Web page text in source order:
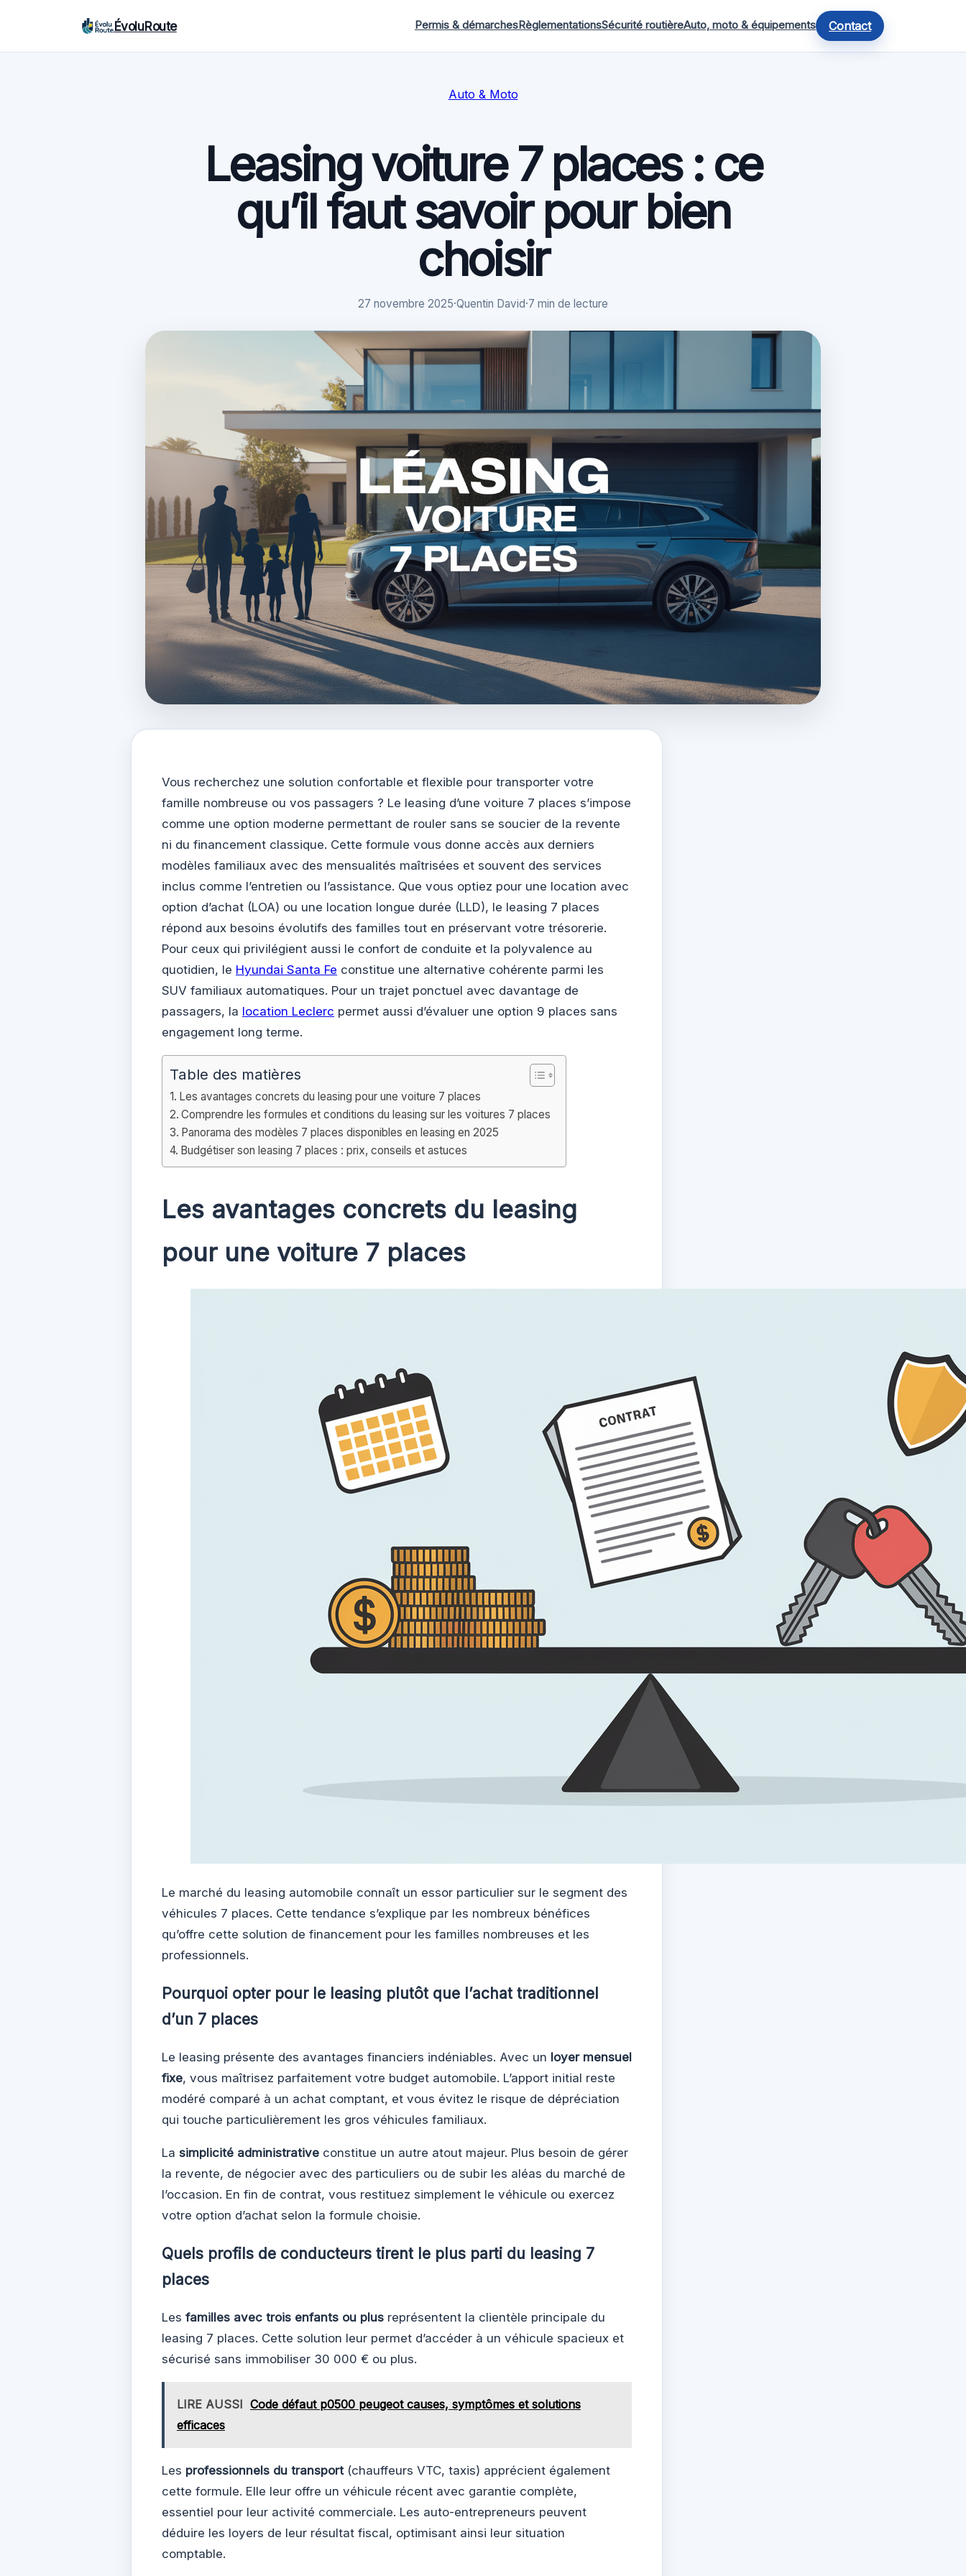
ÉvoluRoute Permis & démarchesRèglementationsSécurité routièreAuto, moto & équipements Contact
Auto & Moto
Leasing voiture 7 places : ce
qu’il faut savoir pour bien
choisir
27 novembre 2025·Quentin David·7 min de lecture
Vous recherchez une solution confortable et flexible pour transporter votre
famille nombreuse ou vos passagers ? Le leasing d’une voiture 7 places s’impose
comme une option moderne permettant de rouler sans se soucier de la revente
ni du financement classique. Cette formule vous donne accès aux derniers
modèles familiaux avec des mensualités maîtrisées et souvent des services
inclus comme l’entretien ou l’assistance. Que vous optiez pour une location avec
option d’achat (LOA) ou une location longue durée (LLD), le leasing 7 places
répond aux besoins évolutifs des familles tout en préservant votre trésorerie.
Pour ceux qui privilégient aussi le confort de conduite et la polyvalence au
quotidien, le Hyundai Santa Fe constitue une alternative cohérente parmi les
SUV familiaux automatiques. Pour un trajet ponctuel avec davantage de
passagers, la location Leclerc permet aussi d’évaluer une option 9 places sans
engagement long terme.
Table des matières
Les avantages concrets du leasing pour une voiture 7 places
Comprendre les formules et conditions du leasing sur les voitures 7 places
Panorama des modèles 7 places disponibles en leasing en 2025
Budgétiser son leasing 7 places : prix, conseils et astuces
Les avantages concrets du leasing
pour une voiture 7 places
Le marché du leasing automobile connaît un essor particulier sur le segment des
véhicules 7 places. Cette tendance s’explique par les nombreux bénéfices
qu’offre cette solution de financement pour les familles nombreuses et les
professionnels.
Pourquoi opter pour le leasing plutôt que l’achat traditionnel
d’un 7 places
Le leasing présente des avantages financiers indéniables. Avec un loyer mensuel
fixe, vous maîtrisez parfaitement votre budget automobile. L’apport initial reste
modéré comparé à un achat comptant, et vous évitez le risque de dépréciation
qui touche particulièrement les gros véhicules familiaux.
La simplicité administrative constitue un autre atout majeur. Plus besoin de gérer
la revente, de négocier avec des particuliers ou de subir les aléas du marché de
l’occasion. En fin de contrat, vous restituez simplement le véhicule ou exercez
votre option d’achat selon la formule choisie.
Quels profils de conducteurs tirent le plus parti du leasing 7
places
Les familles avec trois enfants ou plus représentent la clientèle principale du
leasing 7 places. Cette solution leur permet d’accéder à un véhicule spacieux et
sécurisé sans immobiliser 30 000 € ou plus.
LIRE AUSSI Code défaut p0500 peugeot causes, symptômes et solutions
efficaces
Les professionnels du transport (chauffeurs VTC, taxis) apprécient également
cette formule. Elle leur offre un véhicule récent avec garantie complète,
essentiel pour leur activité commerciale. Les auto-entrepreneurs peuvent
déduire les loyers de leur résultat fiscal, optimisant ainsi leur situation
comptable.